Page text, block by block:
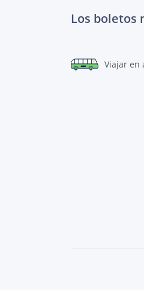
Los boletos
Viajar en